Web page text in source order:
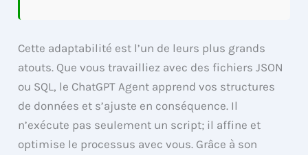
Cette adaptabilité est l’un de leurs plus grands
atouts. Que vous travailliez avec des fichiers JSON
ou SQL, le ChatGPT Agent apprend vos structures
de données et s’ajuste en conséquence. Il
n’exécute pas seulement un script; il affine et
optimise le processus avec vous. Grâce à son